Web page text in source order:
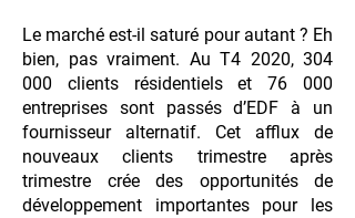
Le marché est-il saturé pour autant ? Eh
bien, pas vraiment. Au T4 2020, 304
000 clients résidentiels et 76 000
entreprises sont passés d’EDF à un
fournisseur alternatif. Cet afflux de
nouveaux clients trimestre après
trimestre crée des opportunités de
développement importantes pour les